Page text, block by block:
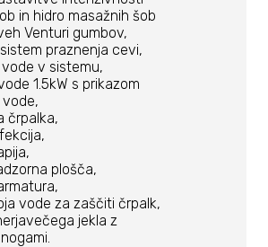
in hidro masažnih šob
Venturi gumbov,
praznenja cevi,
v sistemu,
1.5kW s prikazom
črpalka,
plošča,
vode za zaščiti črpalk,
jekla z